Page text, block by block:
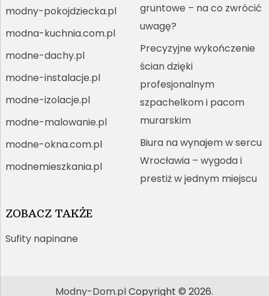
modny-pokojdziecka.pl
modna-kuchnia.com.pl
modne-dachy.pl
modne-instalacje.pl
modne-izolacje.pl
modne-malowanie.pl
modne-okna.com.pl
modnemieszkania.pl
gruntowe – na co zwrócić
uwagę?
Precyzyjne wykończenie
ścian dzięki
profesjonalnym
szpachelkom i pacom
murarskim
Biura na wynajem w sercu
Wrocławia – wygoda i
prestiż w jednym miejscu
ZOBACZ TAKŻE
Sufity napinane
Modny-Dom.plCopyright © 2026.